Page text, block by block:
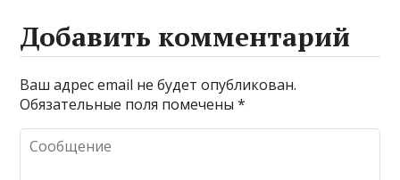
Добавить комментарий
Ваш адрес email не будет опубликован.
Обязательные поля помечены*